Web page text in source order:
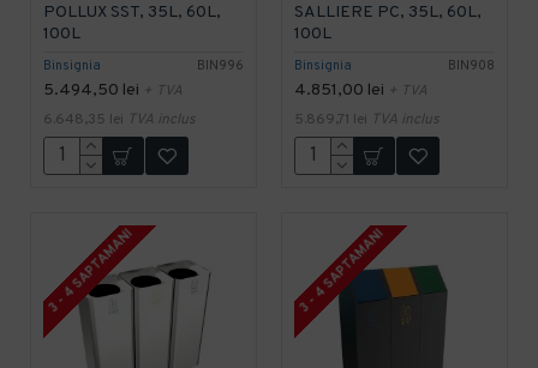
Binsignia BIN996
POLLUX SST, 35L, 60L,
100L
5.494,50 lei + TVA
6.648,35 lei TVA inclus
Binsignia BIN908
SALLIERE PC, 35L, 60L,
100L
4.851,00 lei + TVA
5.869,71 lei TVA inclus
3 - 4 SAPTAMANI 3 - 4 SAPTAMANI